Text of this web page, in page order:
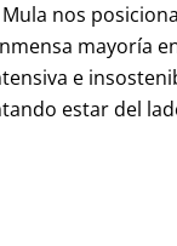
nos
mayoría
e
estar del